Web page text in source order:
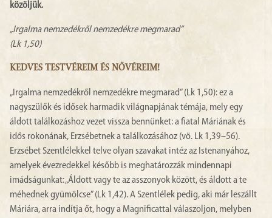
közöljük.
„Irgalma nemzedékről nemzedékre megmarad”
(Lk 1,50)
KEDVES TESTVÉREIM ÉS NŐVÉREIM!
„Irgalma nemzedékről nemzedékre megmarad” (Lk 1,50): ez a
nagyszülők és idősek harmadik világnapjának témája, mely egy
áldott találkozáshoz vezet vissza bennünket: a fiatal Máriának és
idős rokonának, Erzsébetnek a találkozásához (vö. Lk 1,39–56).
Erzsébet Szentlélekkel telve olyan szavakat intéz az Istenanyához,
amelyek évezredekkel később is meghatározzák mindennapi
imádságunkat: „Áldott vagy te az asszonyok között, és áldott a te
méhednek gyümölcse” (Lk 1,42). A Szentlélek pedig, aki már leszállt
Máriára, arra indítja őt, hogy a Magnificattal válaszoljon, melyben